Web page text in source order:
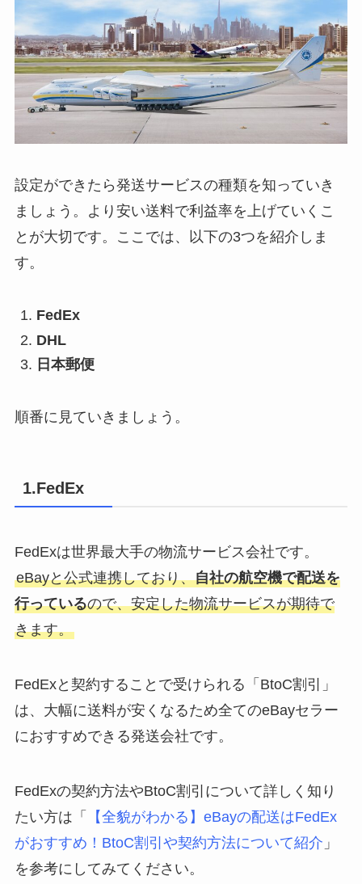
設定ができたら発送サービスの種類を知っていき
ましょう。より安い送料で利益率を上げていくこ
とが大切です。ここでは、以下の3つを紹介しま
す。
FedEx
DHL
日本郵便
順番に見ていきましょう。
1.FedEx
FedExは世界最大手の物流サービス会社です。
eBayと公式連携しており、自社の航空機で配送を
行っているので、安定した物流サービスが期待で
きます。
FedExと契約することで受けられる「BtoC割引」
は、大幅に送料が安くなるため全てのeBayセラー
におすすめできる発送会社です。
FedExの契約方法やBtoC割引について詳しく知り
たい方は「
【全貌がわかる】eBayの配送はFedEx
がおすすめ！BtoC割引や契約方法について紹介 」
を参考にしてみてください。